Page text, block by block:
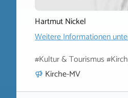
Hartmut Nickel
Weitere Informationen
#Kultur & Tourismus
Kirche-MV